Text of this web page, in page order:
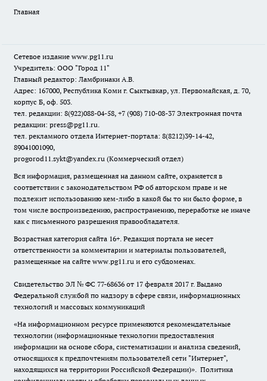
Главная
Сетевое издание www.pg11.ru
Учредитель: ООО "Город 11"
Главный редактор: Ламбринаки А.В.
Адрес: 167000, Республика Коми г. Сыктывкар, ул. Первомайская, д. 70,
корпус Б, оф. 503.
тел. редакции: 8(922)088-04-58, +7 (908) 710-08-37 Электронная почта
редакции: press@pg11.ru.
тел. рекламного отдела Интернет-портала: 8(8212)39-14-42,
89041001090,
progorod11.sykt@yandex.ru (Коммерческий отдел)
Вся информация, размещенная на данном сайте, охраняется в
соответствии с законодательством РФ об авторском праве и не
подлежит использованию кем-либо в какой бы то ни было форме, в
том числе воспроизведению, распространению, переработке не иначе
как с письменного разрешения правообладателя.
Возрастная категория сайта 16+. Редакция портала не несет
ответственности за комментарии и материалы пользователей,
размещенные на сайте www.pg11.ru и его субдоменах.
Свидетельство ЭЛ № ФС 77-68636 от 17 февраля 2017 г. Выдано
Федеральной службой по надзору в сфере связи, информационных
технологий и массовых коммуникаций
«На информационном ресурсе применяются рекомендательные
технологии (информационные технологии предоставления
информации на основе сбора, систематизации и анализа сведений,
относящихся к предпочтениям пользователей сети "Интернет",
находящихся на территории Российской Федерации)». Политика